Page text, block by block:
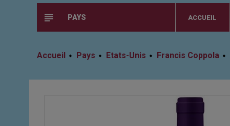
PAYS ACCUEIL
Accueil Pays Etats-Unis Francis Coppola